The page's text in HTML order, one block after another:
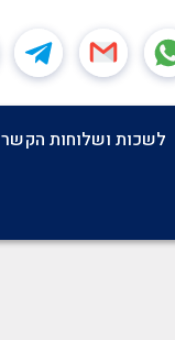
לשכות ושלוחות הקשר